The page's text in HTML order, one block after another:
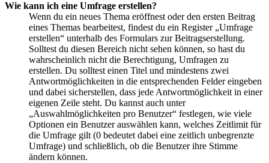
Wie kann ich eine Umfrage erstellen?
Wenn du ein neues Thema eröffnest oder den ersten Beitrag
eines Themas bearbeitest, findest du ein Register „Umfrage
erstellen“ unterhalb des Formulars zur Beitragserstellung.
Solltest du diesen Bereich nicht sehen können, so hast du
wahrscheinlich nicht die Berechtigung, Umfragen zu
erstellen. Du solltest einen Titel und mindestens zwei
Antwortmöglichkeiten in die entsprechenden Felder eingeben
und dabei sicherstellen, dass jede Antwortmöglichkeit in einer
eigenen Zeile steht. Du kannst auch unter
„Auswahlmöglichkeiten pro Benutzer“ festlegen, wie viele
Optionen ein Benutzer auswählen kann, welches Zeitlimit für
die Umfrage gilt (0 bedeutet dabei eine zeitlich unbegrenzte
Umfrage) und schließlich, ob die Benutzer ihre Stimme
ändern können.